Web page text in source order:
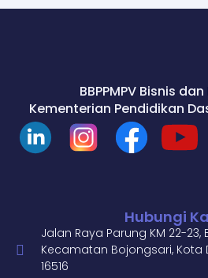
BBPPMPV Bisnis
Kementerian Pendidikan
Hubungi
Jalan Raya Parung KM 22-23,
Kecamatan Bojongsari, Kota
16516